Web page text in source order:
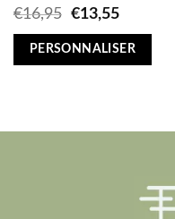
€16,95
Original
was:
€13,55Current
is:
PERSONNALISER